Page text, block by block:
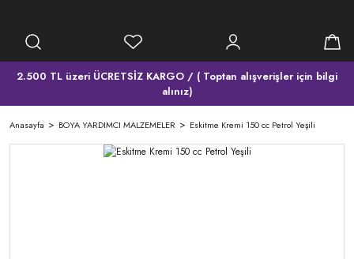
2.500 TL üzeri ÜCRETSİZ KARGO / ( Toptan alışverişler için bilgi
alınız)
Anasayfa BOYA YARDIMCI MALZEMELER Eskitme Kremi 150 cc Petrol Yeşili